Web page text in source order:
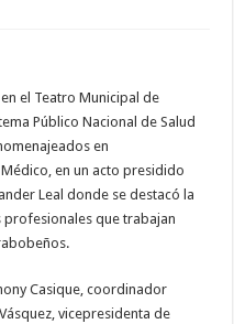
el Teatro Municipal de
Público Nacional de Salud
en
en un acto presidido
Leal donde se destacó la
que trabajan
Casique, coordinador
vicepresidenta de